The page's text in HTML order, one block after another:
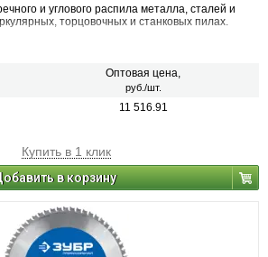
и углового распила металла, сталей и
торцовочных и станковых пилах.
Оптовая цена,
руб./шт.
11 516.91
Купить в 1 клик
в корзину